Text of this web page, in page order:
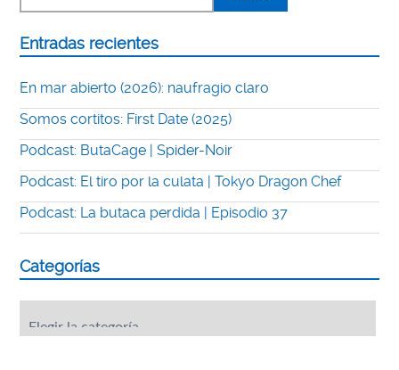
Entradas recientes
En mar abierto (2026): naufragio claro
Somos cortitos: First Date (2025)
Podcast: ButaCage | Spider-Noir
Podcast: El tiro por la culata | Tokyo Dragon Chef
Podcast: La butaca perdida | Episodio 37
Categorías